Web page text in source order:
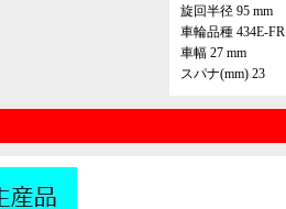
旋回半径 95 mm
車輪品種 434E-FR
車幅 27 mm
スパナ(mm) 23